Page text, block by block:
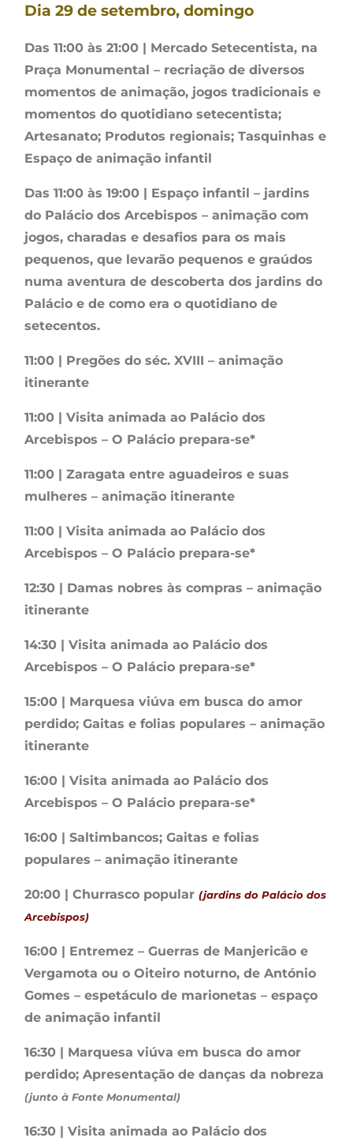
Dia 29 de setembro, domingo
Das 11:00 às 21:00 | Mercado Setecentista, na
Praça Monumental – recriação de diversos
momentos de animação, jogos tradicionais e
momentos do quotidiano setecentista;
Artesanato; Produtos regionais; Tasquinhas e
Espaço de animação infantil
Das 11:00 às 19:00 | Espaço infantil – jardins
do Palácio dos Arcebispos – animação com
jogos, charadas e desafios para os mais
pequenos, que levarão pequenos e graúdos
numa aventura de descoberta dos jardins do
Palácio e de como era o quotidiano de
setecentos.
11:00 | Pregões do séc. XVIII – animação
itinerante
11:00 | Visita animada ao Palácio dos
Arcebispos – O Palácio prepara-se*
11:00 | Zaragata entre aguadeiros e suas
mulheres – animação itinerante
11:00 | Visita animada ao Palácio dos
Arcebispos – O Palácio prepara-se*
12:30 | Damas nobres às compras – animação
itinerante
14:30 | Visita animada ao Palácio dos
Arcebispos – O Palácio prepara-se*
15:00 | Marquesa viúva em busca do amor
perdido; Gaitas e folias populares – animação
itinerante
16:00 | Visita animada ao Palácio dos
Arcebispos – O Palácio prepara-se*
16:00 | Saltimbancos; Gaitas e folias
populares – animação itinerante
20:00 | Churrasco popular (jardins do Palácio dos
Arcebispos)
16:00 | Entremez – Guerras de Manjericão e
Vergamota ou o Oiteiro noturno, de António
Gomes – espetáculo de marionetas – espaço
de animação infantil
16:30 | Marquesa viúva em busca do amor
perdido; Apresentação de danças da nobreza
(junto à Fonte Monumental)
16:30 | Visita animada ao Palácio dos